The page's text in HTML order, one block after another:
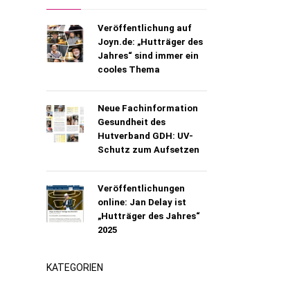
Veröffentlichung auf
Joyn.de: „Hutträger des
Jahres“ sind immer ein
cooles Thema
Neue Fachinformation
Gesundheit des
Hutverband GDH: UV-
Schutz zum Aufsetzen
Veröffentlichungen
online: Jan Delay ist
„Hutträger des Jahres“
2025
KATEGORIEN